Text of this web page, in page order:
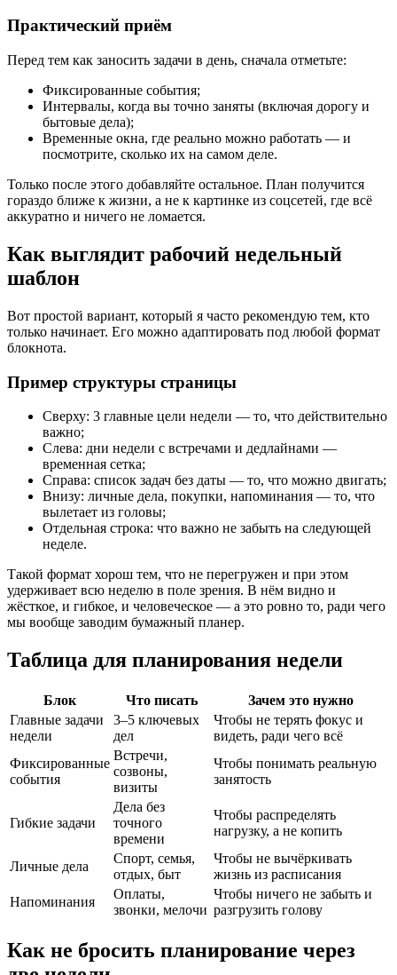
Практический приём
Перед тем как заносить задачи в день, сначала отметьте:
Фиксированные события;
Интервалы, когда вы точно заняты (включая дорогу и
бытовые дела);
Временные окна, где реально можно работать — и
посмотрите, сколько их на самом деле.
Только после этого добавляйте остальное. План получится
гораздо ближе к жизни, а не к картинке из соцсетей, где всё
аккуратно и ничего не ломается.
Как выглядит рабочий недельный
шаблон
Вот простой вариант, который я часто рекомендую тем, кто
только начинает. Его можно адаптировать под любой формат
блокнота.
Пример структуры страницы
Сверху: 3 главные цели недели — то, что действительно
важно;
Слева: дни недели с встречами и дедлайнами —
временная сетка;
Справа: список задач без даты — то, что можно двигать;
Внизу: личные дела, покупки, напоминания — то, что
вылетает из головы;
Отдельная строка: что важно не забыть на следующей
неделе.
Такой формат хорош тем, что не перегружен и при этом
удерживает всю неделю в поле зрения. В нём видно и
жёсткое, и гибкое, и человеческое — а это ровно то, ради чего
мы вообще заводим бумажный планер.
Таблица для планирования недели
Блок Что писать
Зачем это нужно
Главные задачи
недели
3–5 ключевых
дел
Чтобы не терять фокус и
видеть, ради чего всё
Фиксированные
события
Встречи,
созвоны,
визиты
Чтобы понимать реальную
занятость
Гибкие задачи
Дела без
точного
времени
Чтобы распределять
нагрузку, а не копить
Личные дела
Спорт, семья,
отдых, быт
Чтобы не вычёркивать
жизнь из расписания
Напоминания
Оплаты,
звонки, мелочи
Чтобы ничего не забыть и
разгрузить голову
Как не бросить планирование через